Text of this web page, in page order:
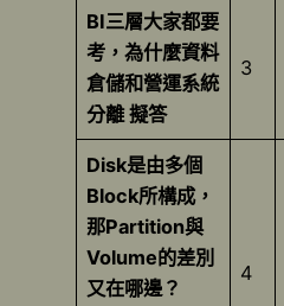
BI三層大家都要
考，為什麼資料
倉儲和營運系統
分離 擬答
3
Disk是由多個
Block所構成，
那Partition與
Volume的差別
又在哪邊？
4